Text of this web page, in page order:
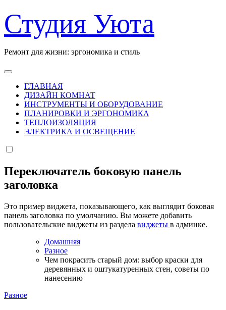
к
содержанию
Студия Уюта
Ремонт для жизни: эргономика и стиль
ГЛАВНАЯ
ДИЗАЙН КОМНАТ
ИНСТРУМЕНТЫ И ОБОРУДОВАНИЕ
ПЛАНИРОВКИ И ЭРГОНОМИКА
ТЕПЛОИЗОЛЯЦИЯ
ЭЛЕКТРИКА И ОСВЕЩЕНИЕ
Переключатель боковую панель
заголовка
Это пример виджета, показывающего, как выглядит боковая
панель заголовка по умолчанию. Вы можете добавить
пользовательские виджеты из раздела виджеты в админке.
Домашняя
Разное
Чем покрасить старый дом: выбор краски для
деревянных и оштукатуренных стен, советы по
нанесению
Разное